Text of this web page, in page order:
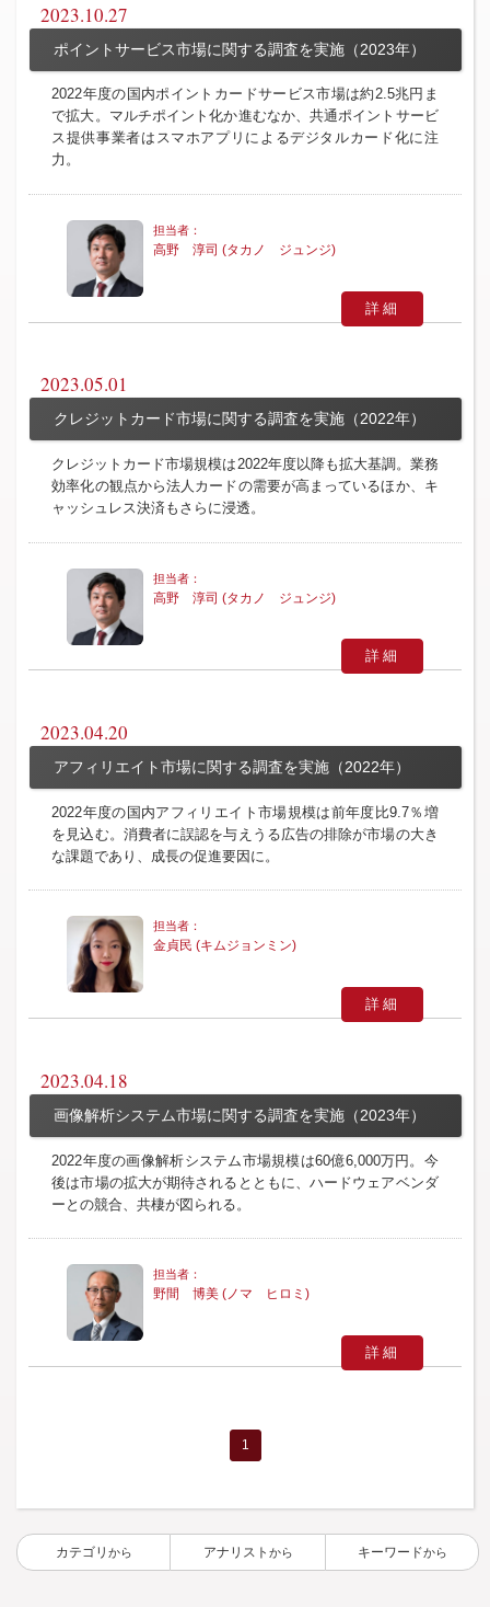
2023.10.27
ポイントサービス市場に関する調査を実施（2023年）
2022年度の国内ポイントカードサービス市場は約2.5兆円ま
で拡大。マルチポイント化か進むなか、共通ポイントサービ
ス提供事業者はスマホアプリによるデジタルカード化に注
力。
高野 淳司 (タカノ ジュンジ)
詳細
2023.05.01
クレジットカード市場に関する調査を実施（2022年）
クレジットカード市場規模は2022年度以降も拡大基調。業務
効率化の観点から法人カードの需要が高まっているほか、キ
ャッシュレス決済もさらに浸透。
高野 淳司 (タカノ ジュンジ)
詳細
2023.04.20
アフィリエイト市場に関する調査を実施（2022年）
2022年度の国内アフィリエイト市場規模は前年度比9.7％増
を見込む。消費者に誤認を与えうる広告の排除が市場の大き
な課題であり、成長の促進要因に。
金貞民 (キムジョンミン)
詳細
2023.04.18
画像解析システム市場に関する調査を実施（2023年）
2022年度の画像解析システム市場規模は60億6,000万円。今
後は市場の拡大が期待されるとともに、ハードウェアベンダ
ーとの競合、共棲が図られる。
野間 博美 (ノマ ヒロミ)
詳細
1
カテゴリ から アナリスト から キーワードから